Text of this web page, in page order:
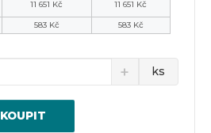
11 651 Kč
11 651 Kč
583 Kč 583 Kč
ks
KOUPIT